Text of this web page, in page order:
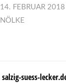
14. FEBRUAR 2018
NÖLKE
salzig-suess-